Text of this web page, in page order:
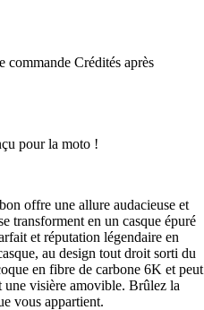
commande Crédités après
pour la moto !
offre une allure audacieuse et
transforment en un casque épuré
et réputation légendaire en
au design tout droit sorti du
en fibre de carbone 6K et peut
une visière amovible. Brûlez la
vous appartient.